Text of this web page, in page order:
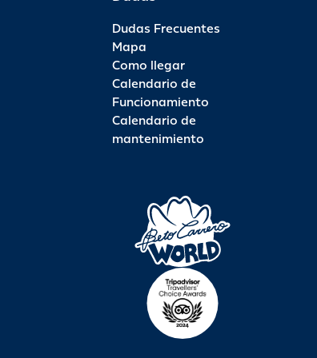
Dudas Frecuentes
Mapa
Como llegar
Calendario de
Funcionamiento
Calendario de
mantenimiento